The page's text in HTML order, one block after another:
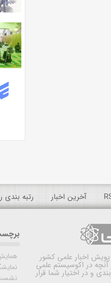
آخرین اخبار رتبه بندی
اخبار علمی کشور
در اکوسیستم علمی
و در اختیار شما قرار